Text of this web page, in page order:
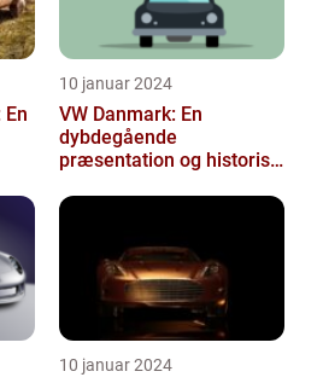
10 januar 2024
VW Danmark: En
dybdegående
præsentation og historisk
10 januar 2024